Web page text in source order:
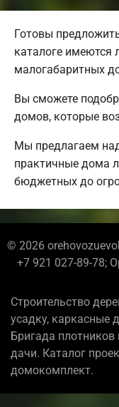
Готовы
каталоге имеются
малогабаритных
Вы сможете
домов, которые
Мы предлагаем
практичные дома
бюджетных до
© 2026
+7 921 027-89-78;
Строительство
усадку,
Бригада
дачи. Каталог
домокомплект.